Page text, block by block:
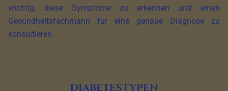
wichtig, diese Symptome zu erkennen und einen
Gesundheitsfachmann für eine genaue Diagnose zu
konsultieren.
Diabetestypen